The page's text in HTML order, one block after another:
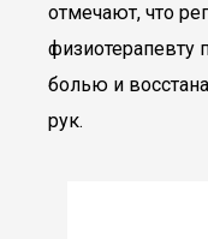
отмечают, что
физиотерапевту
болью и
рук.